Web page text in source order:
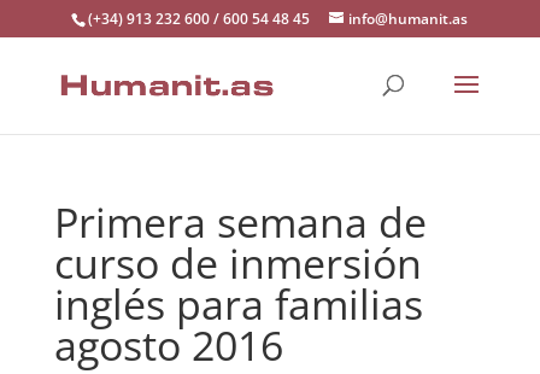
(+34) 913 232 600 / 600 54 48 45 info@humanit.as
Primera semana de
curso de inmersión
inglés para familias
agosto 2016